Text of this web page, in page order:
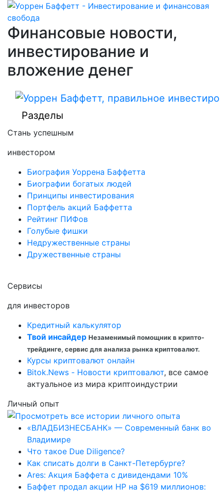
Финансовые новости,
инвестирование и
вложение денег
Разделы
Стань успешным
инвестором
Биография Уоррена Баффетта
Биографии богатых людей
Принципы инвестирования
Портфель акций Баффетта
Рейтинг ПИФов
Голубые фишки
Недружественные страны
Дружественные страны
Сервисы
для инвесторов
Кредитный калькулятор
Твой инсайдер Незаменимый помощник в крипто-
трейдинге, сервис для анализа рынка криптовалют.
Курсы криптовалют онлайн
Bitok.News - Новости криптовалют, все самое
актуальное из мира криптоиндустрии
Личный опыт
«ВЛАДБИЗНЕСБАНК» — Современный банк во
Владимире
Что такое Due Diligence?
Как списать долги в Санкт-Петербурге?
Ares: Акция Баффета с дивидендами 10%
Баффет продал акции HP на $619 миллионов: